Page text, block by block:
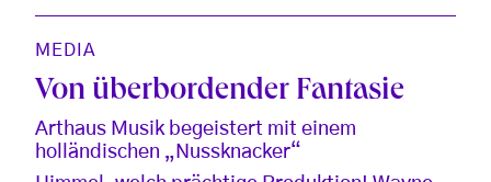
MEDIA
Von überbordender Fantasie
Arthaus Musik begeistert mit einem
holländischen „Nussknacker“